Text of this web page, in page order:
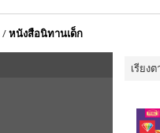
/หนังสือนิทานเด็ก
เรียง